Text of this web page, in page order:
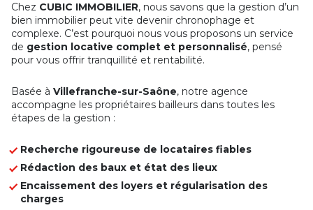
Chez CUBIC IMMOBILIER, nous savons que la gestion d’un
bien immobilier peut vite devenir chronophage et
complexe. C’est pourquoi nous vous proposons un service
de gestion locative complet et personnalisé, pensé
pour vous offrir tranquillité et rentabilité.
Basée à Villefranche-sur-Saône, notre agence
accompagne les propriétaires bailleurs dans toutes les
étapes de la gestion :
Recherche rigoureuse de locataires fiables
Rédaction des baux et état des lieux
Encaissement des loyers et régularisation des
charges